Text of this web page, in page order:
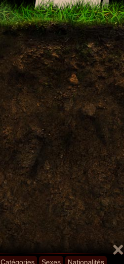
Catégories Sexes Nationalités